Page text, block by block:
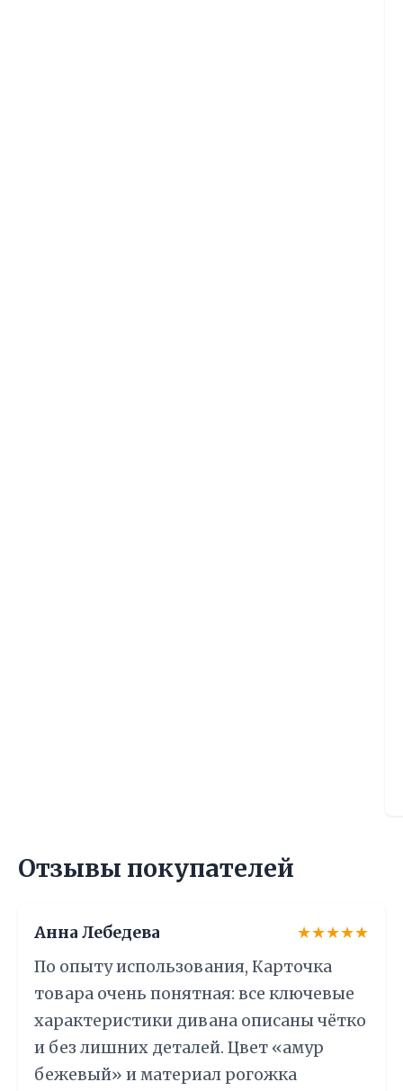
Отзывы покупателей
Анна Лебедева
★★★★★
По опыту использования, Карточка
товара очень понятная: все ключевые
характеристики дивана описаны чётко
и без лишних деталей. Цвет «амур
бежевый» и материал рогожка